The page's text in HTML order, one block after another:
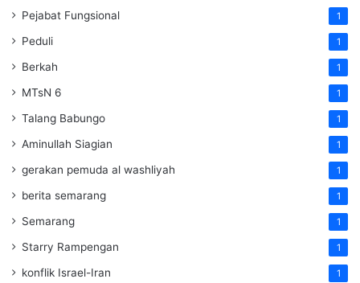
Pejabat Fungsional 1
Peduli 1
Berkah 1
MTsN 6 1
Talang Babungo 1
Aminullah Siagian 1
gerakan pemuda al washliyah 1
berita semarang 1
Semarang 1
Starry Rampengan 1
konflik Israel-Iran 1